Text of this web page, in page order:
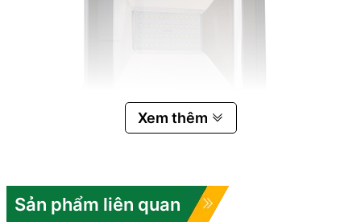
Xem thêm
Sản phẩm liên quan